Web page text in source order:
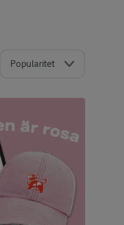
Popularitet